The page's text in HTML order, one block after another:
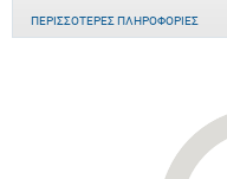
ΠΕΡΙΣΣΌΤΕΡΕΣ ΠΛΗΡΟΦΟΡΊΕΣ